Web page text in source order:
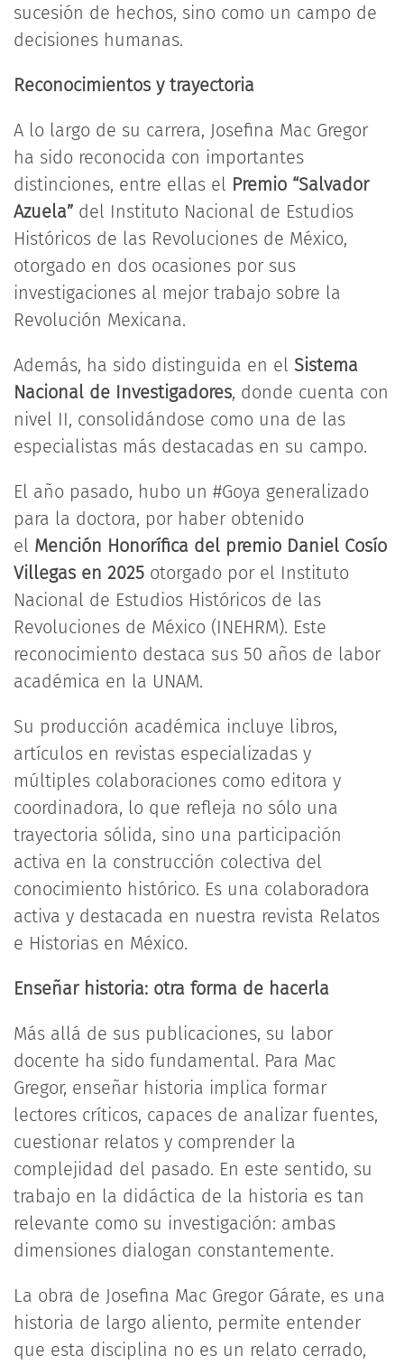
sucesión de hechos, sino como un campo de
decisiones humanas.
Reconocimientos y trayectoria
A lo largo de su carrera, Josefina Mac Gregor
ha sido reconocida con importantes
distinciones, entre ellas el Premio “Salvador
Azuela” del Instituto Nacional de Estudios
Históricos de las Revoluciones de México,
otorgado en dos ocasiones por sus
investigaciones al mejor trabajo sobre la
Revolución Mexicana.
Además, ha sido distinguida en el Sistema
Nacional de Investigadores, donde cuenta con
nivel II, consolidándose como una de las
especialistas más destacadas en su campo.
El año pasado, hubo un #Goya generalizado
para la doctora, por haber obtenido
el Mención Honorífica del premio Daniel Cosío
Villegas en 2025 otorgado por el Instituto
Nacional de Estudios Históricos de las
Revoluciones de México (INEHRM). Este
reconocimiento destaca sus 50 años de labor
académica en la UNAM.
Su producción académica incluye libros,
artículos en revistas especializadas y
múltiples colaboraciones como editora y
coordinadora, lo que refleja no sólo una
trayectoria sólida, sino una participación
activa en la construcción colectiva del
conocimiento histórico. Es una colaboradora
activa y destacada en nuestra revista Relatos
e Historias en México.
Enseñar historia: otra forma de hacerla
Más allá de sus publicaciones, su labor
docente ha sido fundamental. Para Mac
Gregor, enseñar historia implica formar
lectores críticos, capaces de analizar fuentes,
cuestionar relatos y comprender la
complejidad del pasado. En este sentido, su
trabajo en la didáctica de la historia es tan
relevante como su investigación: ambas
dimensiones dialogan constantemente.
La obra de Josefina Mac Gregor Gárate, es una
historia de largo aliento, permite entender
que esta disciplina no es un relato cerrado,